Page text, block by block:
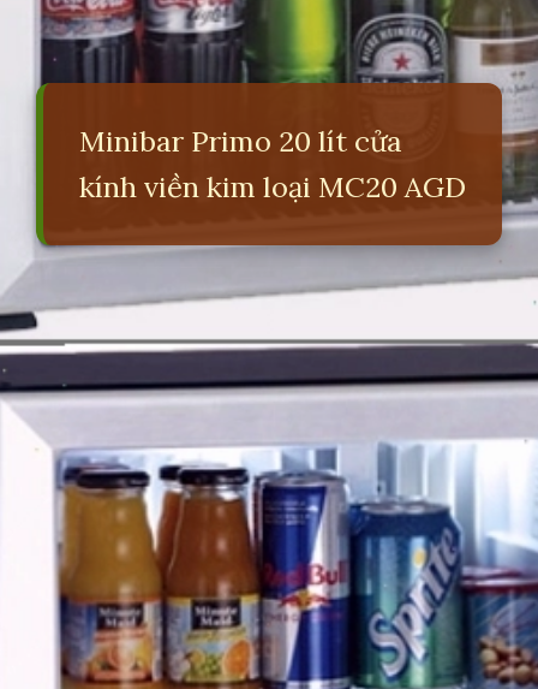
Minibar Primo 20 lít cửa
kính viền kim loại MC20 AGD
https://erci.edu.vn/minibar-la-gi